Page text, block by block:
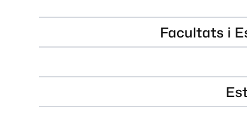
Facultats i